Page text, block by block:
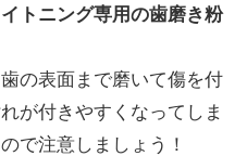
トニング専用の歯磨き粉
の表面まで磨いて傷を付
が付きやすくなってしま
で注意しましょう！